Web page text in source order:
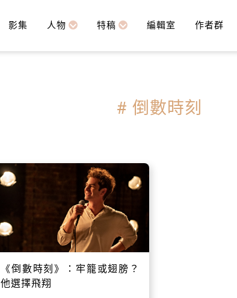
影集 人物 特稿 編輯室 作者群
# 倒數時刻
《倒數時刻》：牢籠或翅膀？
他選擇飛翔